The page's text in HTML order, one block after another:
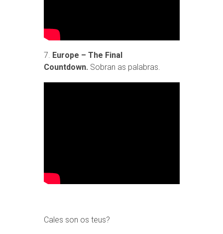
7. Europe – The Final
Countdown. Sobran as palabras.
Cales son os teus?